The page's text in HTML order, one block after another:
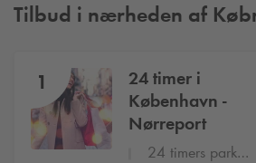
Tilbud i nærheden af
1
24 timer i
København -
Nørreport
24 timers parkering på